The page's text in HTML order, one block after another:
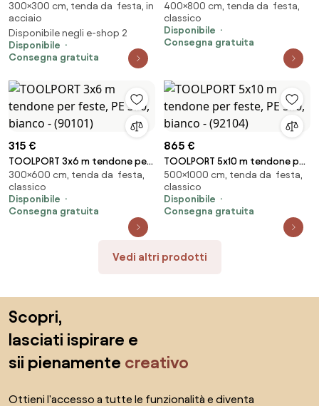
pieghevole, PREMIUM acciaio,
bianco - (600034)
300×300 cm, tenda da festa, in
acciaio
Disponibile negli e-shop 2
Disponibile
Consegna gratuita
feste, PE 450, bianco - (91111)
400×800 cm, tenda da festa,
classico
Disponibile
Consegna gratuita
315 €
TOOLPORT 3x6 m tendone per
feste, PE 350, bianco - (90101)
300×600 cm, tenda da festa,
classico
Disponibile
Consegna gratuita
865 €
TOOLPORT 5x10 m tendone per
feste, PE 550, bianco - (92104)
500×1000 cm, tenda da festa,
classico
Disponibile
Consegna gratuita
Vedi altri prodotti
Scopri,
lasciati ispirare e
sii pienamente creativo
Ottieni l'accesso a tutte le funzionalità e diventa